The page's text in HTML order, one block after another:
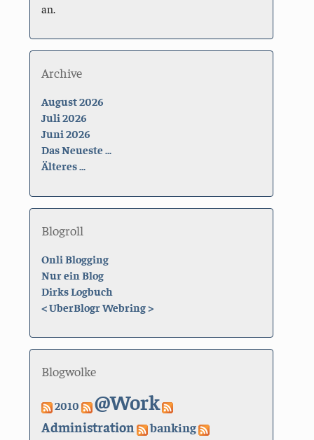
an.
Archive
August 2026
Juli 2026
Juni 2026
Das Neueste ...
Älteres ...
Blogroll
Onli Blogging
Nur ein Blog
Dirks Logbuch
<UberBlogr Webring>
Blogwolke
2010 @Work
Administration banking